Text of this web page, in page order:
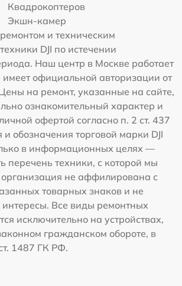
Квадрокоптеров
Экшн-камер
и техническим
DJI по истечении
Наш центр в Москве работает
официальной авторизации от
на ремонт, указанные на сайте,
ознакомительный характер и
офертой согласно п. 2 ст. 437
обозначения торговой марки DJI
в информационных целях —
перечень техники, с которой мы
не аффилирована с
товарных знаков и не
интересы. Все виды ремонтных
исключительно на устройствах,
гражданском обороте, в
1487 ГК РФ.